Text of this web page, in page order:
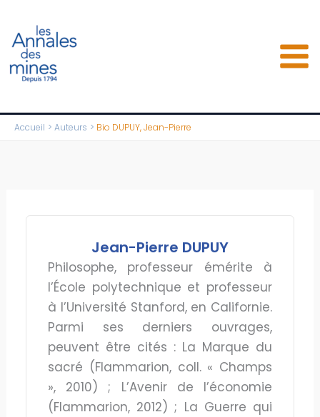
contenu
Accueil Auteurs Bio DUPUY, Jean-Pierre
Jean-Pierre DUPUY
Philosophe, professeur émérite à
l’École polytechnique et professeur
à l’Université Stanford, en Californie.
Parmi ses derniers ouvrages,
peuvent être cités : La Marque du
sacré (Flammarion, coll. « Champs
», 2010) ; L’Avenir de l’économie
(Flammarion, 2012) ; La Guerre qui